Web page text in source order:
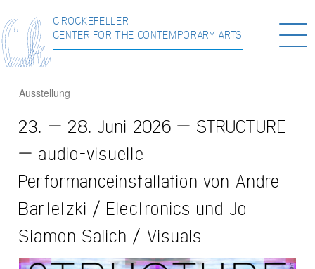
C.ROCKEFELLER
CENTER FOR THE CONTEMPORARY ARTS
Ausstellung
23. – 28. Juni 2026 – STRUCTURE
– audio-visuelle
Performanceinstallation von Andre
Bartetzki / Electronics und Jo
Siamon Salich / Visuals